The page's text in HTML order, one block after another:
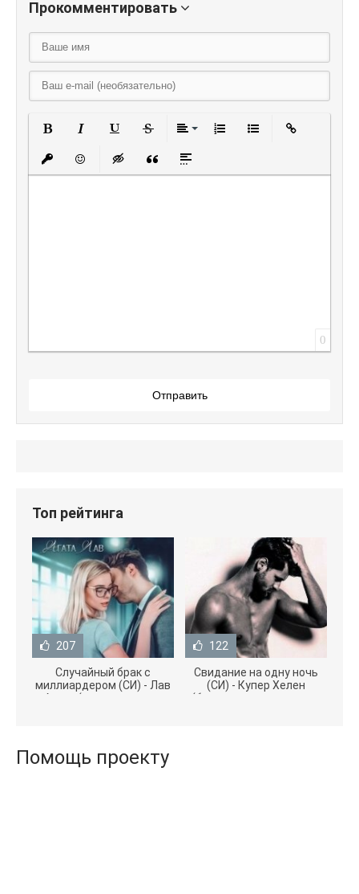
Прокомментировать
Полужирный
Курсив
Вставить защищенную ссылку
Вставить смайлик
Вставка скрытого текста
Вставка цитаты
Вставка спойлера
0
Отправить
Топ рейтинга
207
Случайный брак с
миллиардером (СИ) - Лав
Агата (полная версия
122
Свидание на одну ночь
(СИ) - Купер Хелен
(бесплатные серии книг
Помощь проекту